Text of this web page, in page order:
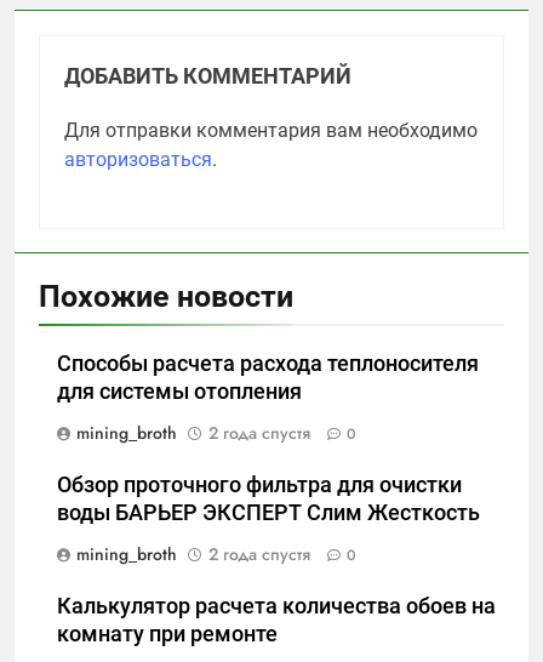
ДОБАВИТЬ КОММЕНТАРИЙ
Для отправки комментария вам необходимо
авторизоваться.
Похожие новости
Способы расчета расхода теплоносителя
для системы отопления
mining_broth
2 года спустя 0
Обзор проточного фильтра для очистки
воды БАРЬЕР ЭКСПЕРТ Слим Жесткость
mining_broth
2 года спустя 0
Калькулятор расчета количества обоев на
комнату при ремонте